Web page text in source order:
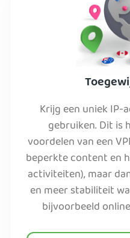
Krijg een uniek IP-
gebruiken. Dit is
voordelen van een
beperkte content en
activiteiten), maar
en meer stabiliteit
bijvoorbeeld